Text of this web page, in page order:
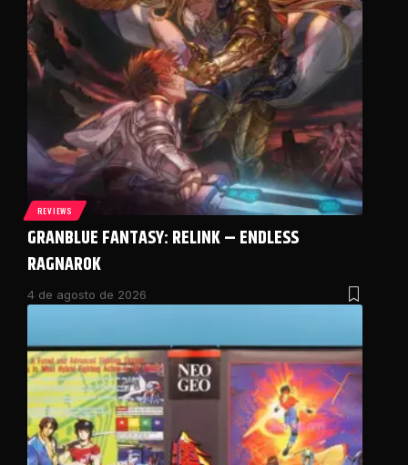
REVIEWS
GRANBLUE FANTASY: RELINK – ENDLESS
RAGNAROK
4 de agosto de 2026